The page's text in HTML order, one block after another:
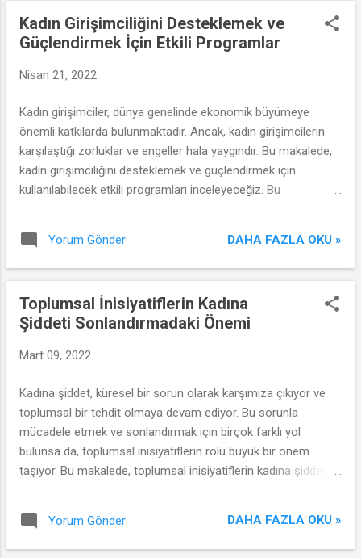
Kadın Girişimciliğini Desteklemek ve
Güçlendirmek İçin Etkili Programlar
Nisan 21, 2022
Kadın girişimciler, dünya genelinde ekonomik büyümeye
önemli katkılarda bulunmaktadır. Ancak, kadın girişimcilerin
karşılaştığı zorluklar ve engeller hala yaygındır. Bu makalede,
kadın girişimciliğini desteklemek ve güçlendirmek için
kullanılabilecek etkili programları inceleyeceğiz. Bu
teşvik eder ve ekonomik kalkınmaya katkı sağlar.
Yorum Gönder DAHA FAZLA OKU »
Toplumsal İnisiyatiflerin Kadına
Şiddeti Sonlandırmadaki Önemi
Mart 09, 2022
Kadına şiddet, küresel bir sorun olarak karşımıza çıkıyor ve
toplumsal bir tehdit olmaya devam ediyor. Bu sorunla
mücadele etmek ve sonlandırmak için birçok farklı yol
bulunsa da, toplumsal inisiyatiflerin rolü büyük bir önem
taşıyor. Bu makalede, toplumsal inisiyatiflerin kadına şiddeti
Yorum Gönder DAHA FAZLA OKU »